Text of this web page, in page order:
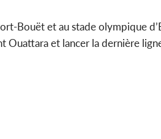
Bouët et au stade olympique
Ouattara et lancer la dernière